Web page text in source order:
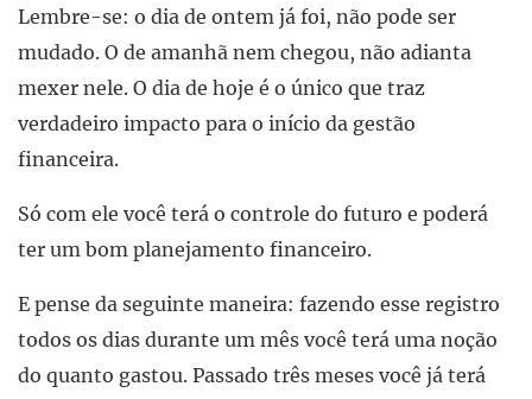
Lembre-se: o dia de ontem já foi, não pode ser
mudado. O de amanhã nem chegou, não adianta
mexer nele. O dia de hoje é o único que traz
verdadeiro impacto para o início da gestão
financeira.
Só com ele você terá o controle do futuro e poderá
ter um bom planejamento financeiro.
E pense da seguinte maneira: fazendo esse registro
todos os dias durante um mês você terá uma noção
do quanto gastou. Passado três meses você já terá